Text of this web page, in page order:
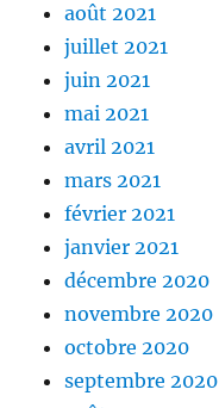
août 2021
juillet 2021
juin 2021
mai 2021
avril 2021
mars 2021
février 2021
janvier 2021
décembre 2020
novembre 2020
octobre 2020
septembre 2020